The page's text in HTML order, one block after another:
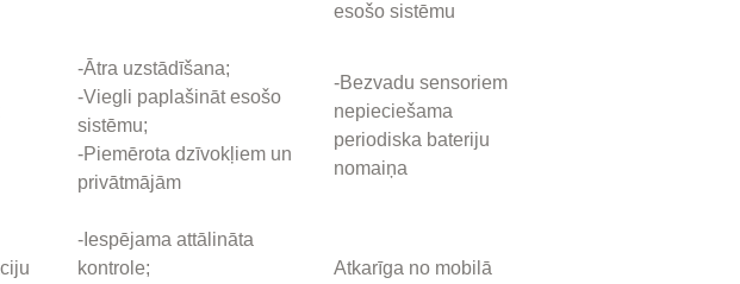
esošo sistēmu
-Ātra uzstādīšana;
-Viegli paplašināt esošo
sistēmu;
-Piemērota dzīvokļiem un
privātmājām
-Bezvadu sensoriem
nepieciešama
periodiska bateriju
nomaiņa
-Iespējama attālināta
kontrole;
Atkarīga no mobilā